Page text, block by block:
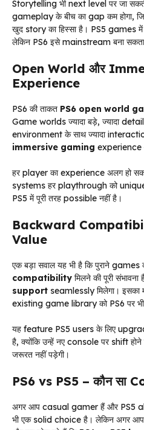
Storytelling भी next level पर जा
gameplay के बीच का gap कम होगा,
खुद story का हिस्सा है। PS5 games
लेकिन PS6 इसे mainstream बना
Open World और
Experience
PS6 की ताकत PS6 open world
Game worlds ज्यादा बड़े, ज्यादा
environment के साथ ज्यादा
immersive gaming experience
हर player का experience अलग हो
systems हर playthrough को unique
PS5 में पूरी तरह possible नहीं है।
Backward
Value
एक बड़ा सवाल यह भी है कि पुराने games
compatibility मिलने की पूरी
support seamlessly मिलेगा।
existing game library को PS6 पर
यह feature PS5 users के लिए
है, क्योंकि उन्हें नए console पर shift होने
जरूरत नहीं पड़ेगी।
PS6 vs PS5 – कौन सा
अगर आप casual gamer हैं और PS5
भी एक solid choice है। लेकिन अगर